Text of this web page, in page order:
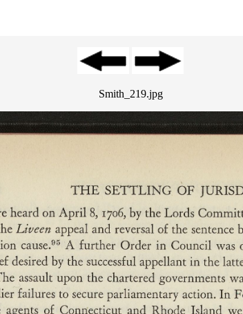
Smith_219.jpg